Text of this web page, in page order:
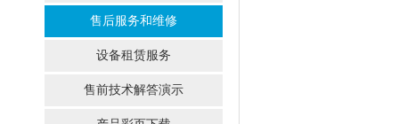
售后服务和维修
设备租赁服务
售前技术解答演示